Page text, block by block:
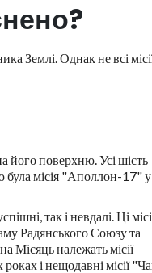
Землі. Однак не всі
його поверхню. Усі шість
місія "Аполлон-17" у
так і невдалі. Ці
Радянського Союзу та
Місяць належать місії
і нещодавні місії